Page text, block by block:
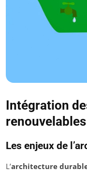
Intégration
Les enjeux de
L’architecture